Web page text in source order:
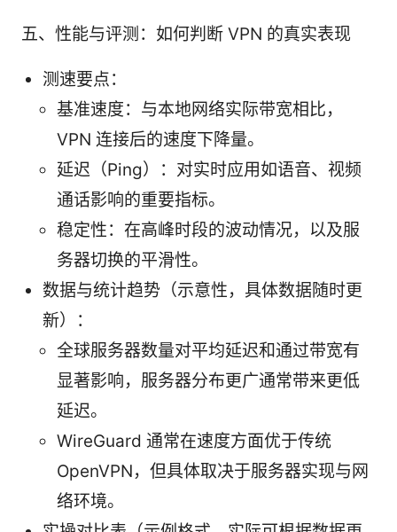
五、性能与评测：如何判断 VPN 的真实表现
测速要点：
基准速度：与本地网络实际带宽相比，
VPN 连接后的速度下降量。
延迟（Ping）：对实时应用如语音、视频
通话影响的重要指标。
稳定性：在高峰时段的波动情况，以及服
务器切换的平滑性。
数据与统计趋势（示意性，具体数据随时更
新）：
全球服务器数量对平均延迟和通过带宽有
显著影响，服务器分布更广通常带来更低
延迟。
WireGuard 通常在速度方面优于传统
OpenVPN，但具体取决于服务器实现与网
络环境。